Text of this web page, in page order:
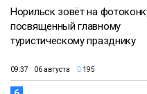
Норильск зовёт на
посвященный главному
туристическому празднику
09:37 06 августа 195